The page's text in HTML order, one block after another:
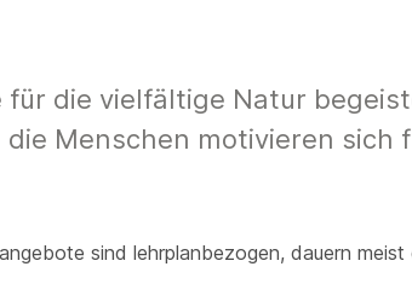
die vielfältige Natur
Menschen motivieren sich
sind lehrplanbezogen, dauern meist